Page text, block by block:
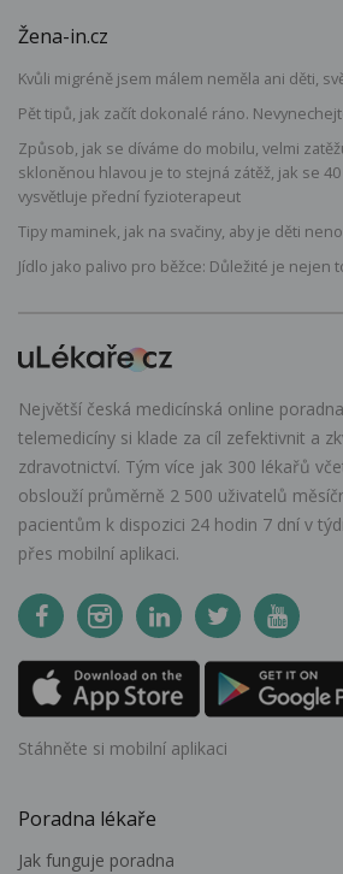
Žena-in.cz
Kvůli migréně jsem málem neměla ani děti,
Pět tipů, jak začít dokonalé ráno.
Způsob, jak se díváme do mobilu, velmi
skloněnou hlavou je to stejná zátěž, jak se
vysvětluje přední fyzioterapeut
Tipy maminek, jak na svačiny, aby je děti
Jídlo jako palivo pro běžce: Důležité je nejen
Největší česká medicínská online
telemedicíny si klade za cíl zefektivnit a
zdravotnictví. Tým více jak 300 lékařů
obslouží průměrně 2 500 uživatelů
pacientům k dispozici 24 hodin 7 dní v
přes mobilní aplikaci.
Stáhněte si mobilní aplikaci
Poradna lékaře
Jak funguje poradna